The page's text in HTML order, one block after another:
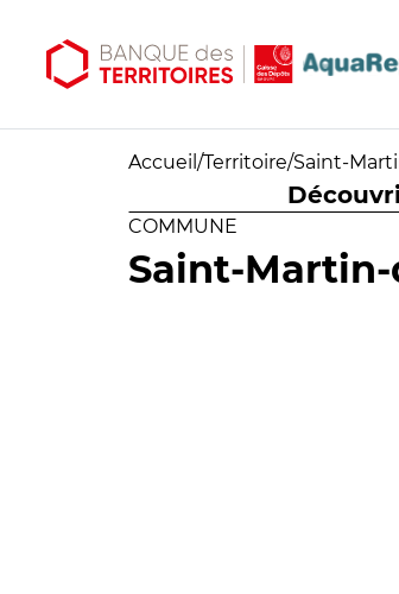
Accueil /Territoire/Saint-
COMMUNE
Saint-